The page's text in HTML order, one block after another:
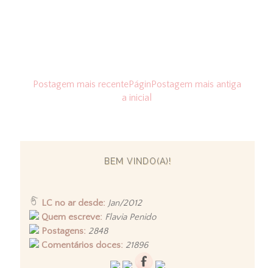
Postagem mais recente Postagem mais antiga
Págin
a inicial
BEM VINDO(A)!
LC no ar desde: Jan/2012
Quem escreve: Flavia Penido
Postagens: 2848
Comentários doces: 21896